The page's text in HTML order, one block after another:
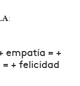
:
empatía = +
+ felicidad